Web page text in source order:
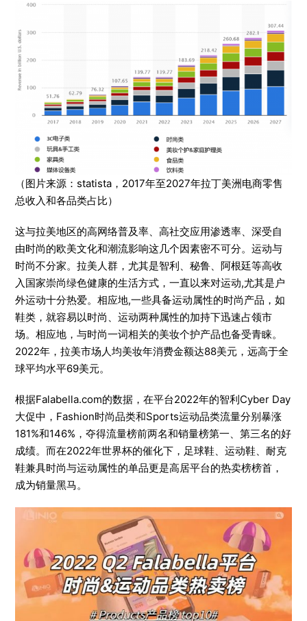
（图片来源：statista，2017年至2027年拉丁美洲电商零售
总收入和各品类占比）
这与拉美地区的高网络普及率、高社交应用渗透率、深受自
由时尚的欧美文化和潮流影响这几个因素密不可分。运动与
时尚不分家。拉美人群，尤其是智利、秘鲁、阿根廷等高收
入国家崇尚绿色健康的生活方式，一直以来对运动,尤其是户
外运动十分热爱。相应地,一些具备运动属性的时尚产品，如
鞋类，就容易以时尚、运动两种属性的加持下迅速占领市
场。相应地，与时尚一词相关的美妆个护产品也备受青睐。
2022年，拉美市场人均美妆年消费金额达88美元，远高于全
球平均水平69美元。
根据Falabella.com的数据，在平台2022年的智利Cyber Day
大促中，Fashion时尚品类和Sports运动品类流量分别暴涨
181%和146%，夺得流量榜前两名和销量榜第一、第三名的好
成绩。而在2022年世界杯的催化下，足球鞋、运动鞋、耐克
鞋兼具时尚与运动属性的单品更是高居平台的热卖榜榜首，
成为销量黑马。